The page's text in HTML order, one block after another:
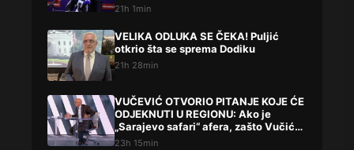
21h 1min
VELIKA ODLUKA SE ČEKA! Puljić
otkrio šta se sprema Dodiku
21h 28min
VUČEVIĆ OTVORIO PITANJE KOJE ĆE
ODJEKNUTI U REGIONU: Ako je
„Sarajevo safari“ afera, zašto Vučića
niste procesuirali?!
23h 15min